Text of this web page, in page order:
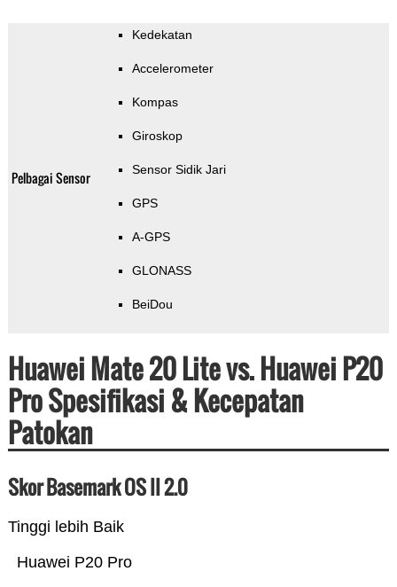
Pelbagai Sensor
Kedekatan
Accelerometer
Kompas
Giroskop
Sensor Sidik Jari
GPS
A-GPS
GLONASS
BeiDou
Huawei Mate 20 Lite vs. Huawei P20
Pro Spesifikasi & Kecepatan
Patokan
Skor Basemark OS II 2.0
Tinggi lebih Baik
Huawei P20 Pro